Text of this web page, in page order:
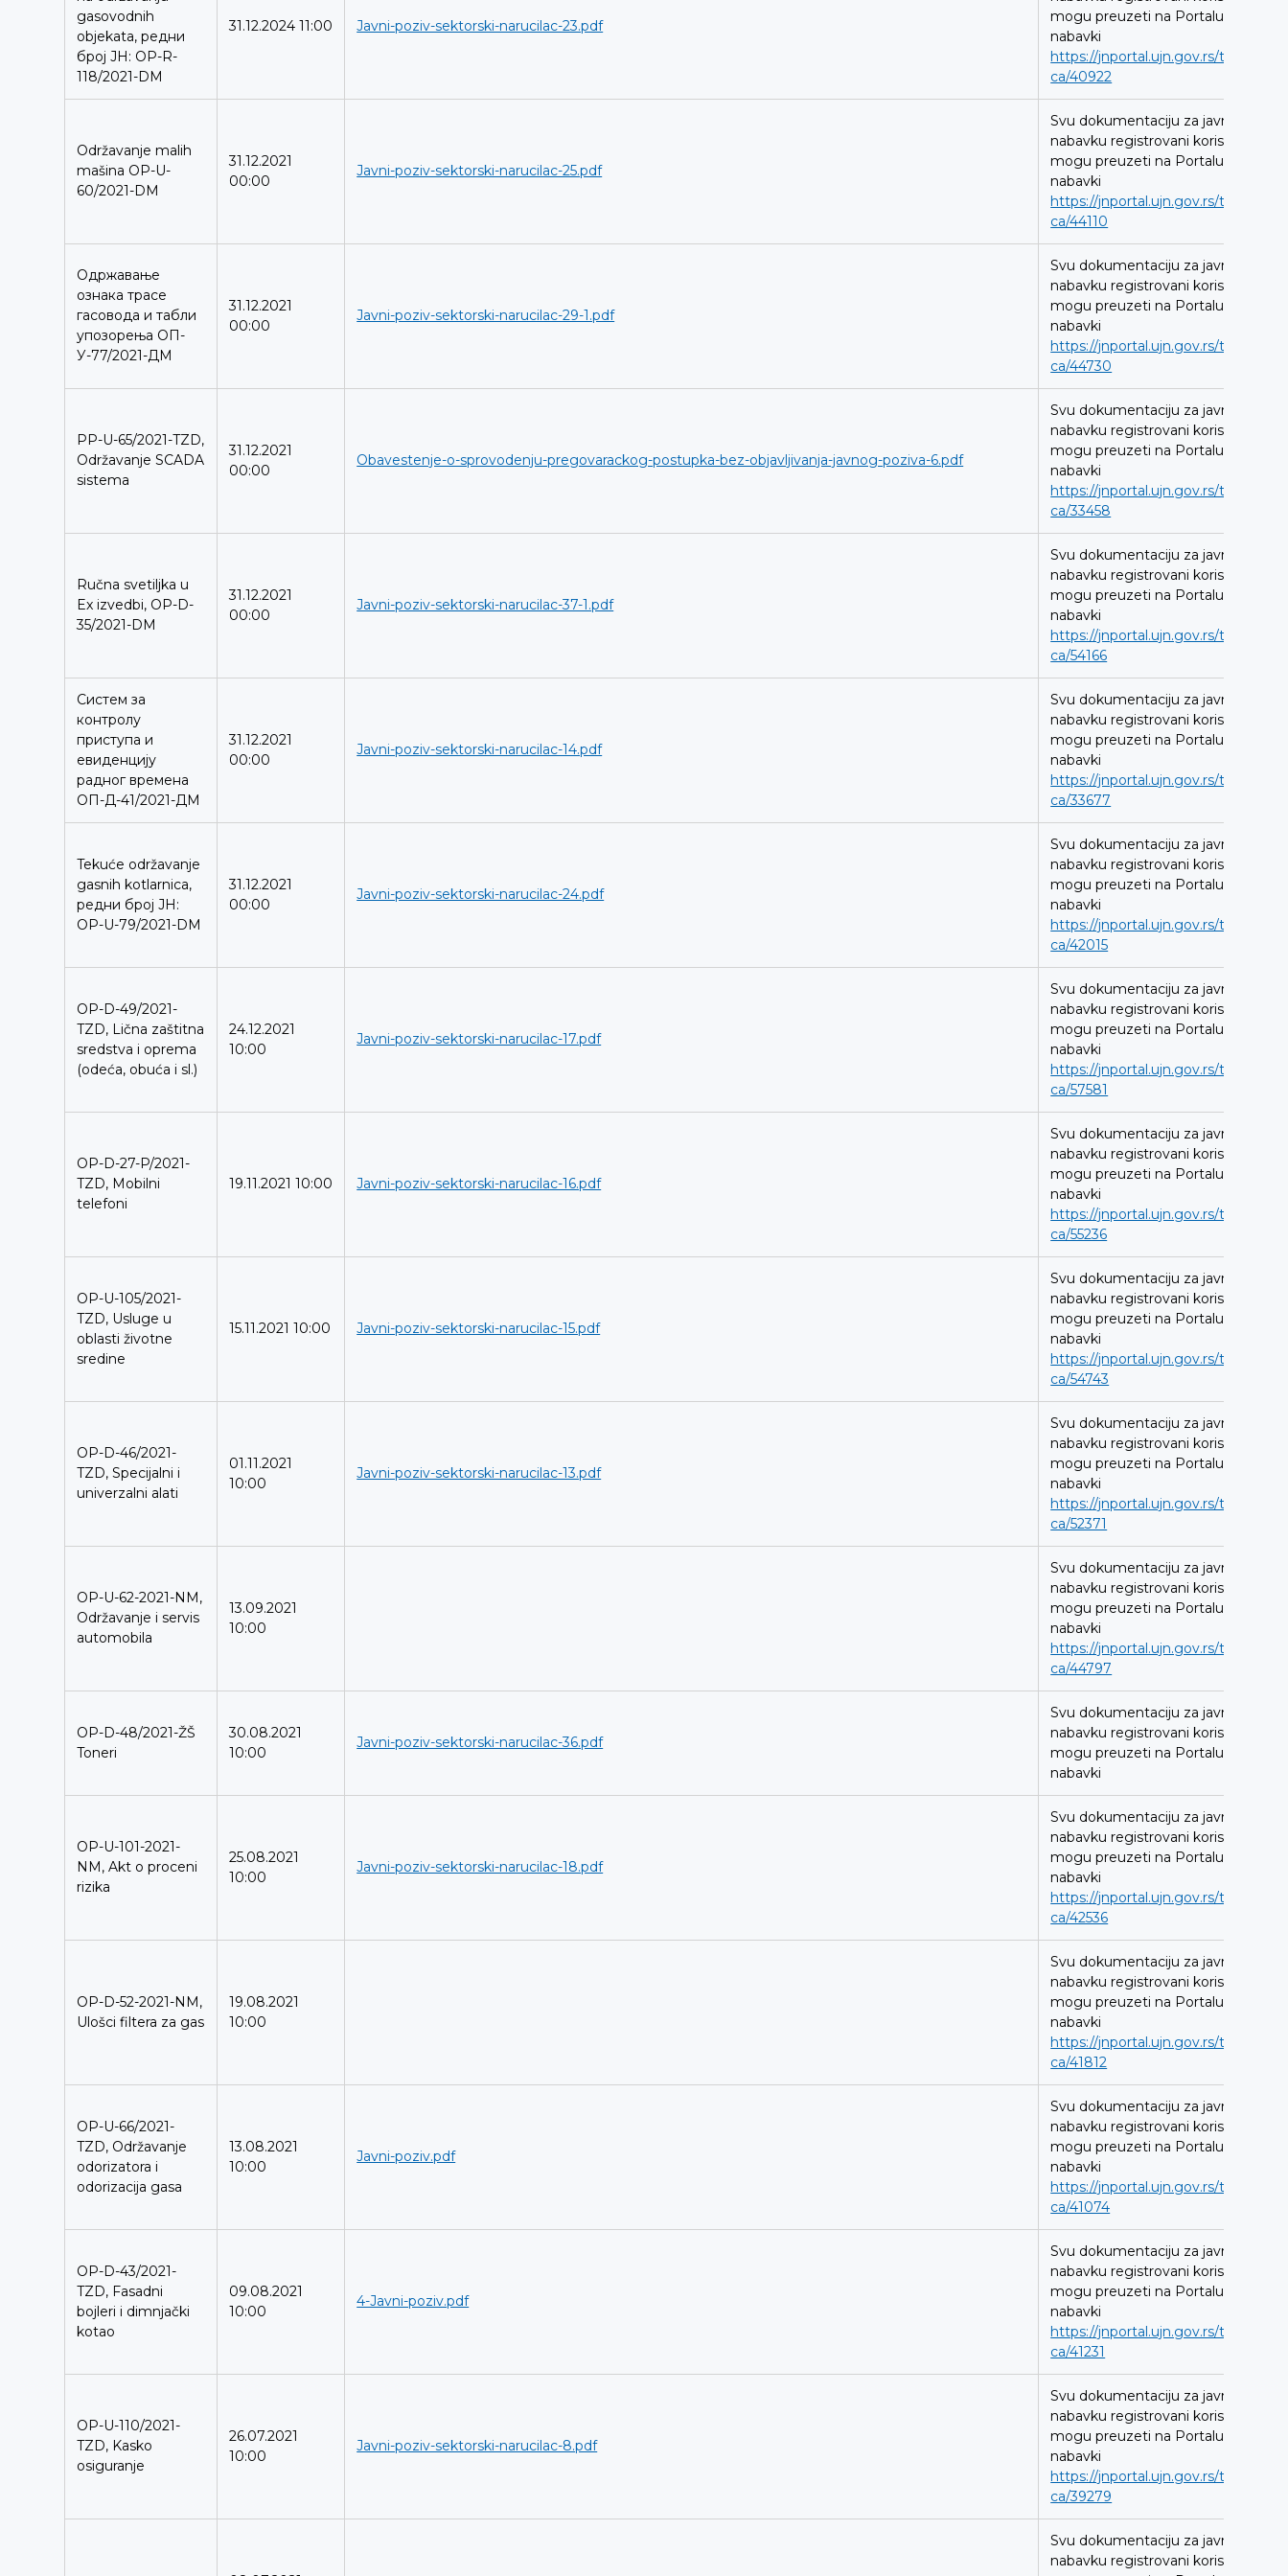
gasovodnih
objekata, редни
број ЈН: OP-R-
118/2021-DM
31.12.2024 11:00 Javni-poziv-sektorski-narucilac-23.pdf
mogu preuzeti na Portalu javnih
nabavki
https://jnportal.ujn.gov.rs/tender-
ca/40922
Održavanje malih
mašina OP-U-
60/2021-DM
31.12.2021
00:00
Javni-poziv-sektorski-narucilac-25.pdf
Svu dokumentaciju za javnu
nabavku registrovani korisnici
mogu preuzeti na Portalu javnih
nabavki
https://jnportal.ujn.gov.rs/tender-
ca/44110
Одржавање
ознака трасе
гасовода и табли
упозорења ОП-
У-77/2021-ДМ
31.12.2021
00:00
Javni-poziv-sektorski-narucilac-29-1.pdf
Svu dokumentaciju za javnu
nabavku registrovani korisnici
mogu preuzeti na Portalu javnih
nabavki
https://jnportal.ujn.gov.rs/tender-
ca/44730
PP-U-65/2021-TZD,
Održavanje SCADA
sistema
31.12.2021
00:00
Obavestenje-o-sprovodenju-pregovarackog-postupka-bez-objavljivanja-javnog-poziva-6.pdf
Svu dokumentaciju za javnu
nabavku registrovani korisnici
mogu preuzeti na Portalu javnih
nabavki
https://jnportal.ujn.gov.rs/tender-
ca/33458
Ručna svetiljka u
Ex izvedbi, OP-D-
35/2021-DM
31.12.2021
00:00
Javni-poziv-sektorski-narucilac-37-1.pdf
Svu dokumentaciju za javnu
nabavku registrovani korisnici
mogu preuzeti na Portalu javnih
nabavki
https://jnportal.ujn.gov.rs/tender-
ca/54166
Систем за
контролу
приступа и
евиденцију
радног времена
ОП-Д-41/2021-ДМ
31.12.2021
00:00
Javni-poziv-sektorski-narucilac-14.pdf
Svu dokumentaciju za javnu
nabavku registrovani korisnici
mogu preuzeti na Portalu javnih
nabavki
https://jnportal.ujn.gov.rs/tender-
ca/33677
Tekuće održavanje
gasnih kotlarnica,
редни број ЈН:
OP-U-79/2021-DM
31.12.2021
00:00
Javni-poziv-sektorski-narucilac-24.pdf
Svu dokumentaciju za javnu
nabavku registrovani korisnici
mogu preuzeti na Portalu javnih
nabavki
https://jnportal.ujn.gov.rs/tender-
ca/42015
OP-D-49/2021-
TZD, Lična zaštitna
sredstva i oprema
(odeća, obuća i sl.)
24.12.2021
10:00
Javni-poziv-sektorski-narucilac-17.pdf
Svu dokumentaciju za javnu
nabavku registrovani korisnici
mogu preuzeti na Portalu javnih
nabavki
https://jnportal.ujn.gov.rs/tender-
ca/57581
OP-D-27-P/2021-
TZD, Mobilni
telefoni
19.11.2021 10:00 Javni-poziv-sektorski-narucilac-16.pdf
Svu dokumentaciju za javnu
nabavku registrovani korisnici
mogu preuzeti na Portalu javnih
nabavki
https://jnportal.ujn.gov.rs/tender-
ca/55236
OP-U-105/2021-
TZD, Usluge u
oblasti životne
sredine
15.11.2021 10:00 Javni-poziv-sektorski-narucilac-15.pdf
Svu dokumentaciju za javnu
nabavku registrovani korisnici
mogu preuzeti na Portalu javnih
nabavki
https://jnportal.ujn.gov.rs/tender-
ca/54743
OP-D-46/2021-
TZD, Specijalni i
univerzalni alati
01.11.2021
10:00
Javni-poziv-sektorski-narucilac-13.pdf
Svu dokumentaciju za javnu
nabavku registrovani korisnici
mogu preuzeti na Portalu javnih
nabavki
https://jnportal.ujn.gov.rs/tender-
ca/52371
OP-U-62-2021-NM,
Održavanje i servis
automobila
13.09.2021
10:00
Svu dokumentaciju za javnu
nabavku registrovani korisnici
mogu preuzeti na Portalu javnih
nabavki
https://jnportal.ujn.gov.rs/tender-
ca/44797
OP-D-48/2021-ŽŠ
Toneri
30.08.2021
10:00
Javni-poziv-sektorski-narucilac-36.pdf
Svu dokumentaciju za javnu
nabavku registrovani korisnici
mogu preuzeti na Portalu javnih
nabavki
OP-U-101-2021-
NM, Akt o proceni
rizika
25.08.2021
10:00
Javni-poziv-sektorski-narucilac-18.pdf
Svu dokumentaciju za javnu
nabavku registrovani korisnici
mogu preuzeti na Portalu javnih
nabavki
https://jnportal.ujn.gov.rs/tender-
ca/42536
OP-D-52-2021-NM,
Ulošci filtera za gas
19.08.2021
10:00
Svu dokumentaciju za javnu
nabavku registrovani korisnici
mogu preuzeti na Portalu javnih
nabavki
https://jnportal.ujn.gov.rs/tender-
ca/41812
OP-U-66/2021-
TZD, Održavanje
odorizatora i
odorizacija gasa
13.08.2021
10:00
Javni-poziv.pdf
Svu dokumentaciju za javnu
nabavku registrovani korisnici
mogu preuzeti na Portalu javnih
nabavki
https://jnportal.ujn.gov.rs/tender-
ca/41074
OP-D-43/2021-
TZD, Fasadni
bojleri i dimnjački
kotao
09.08.2021
10:00
4-Javni-poziv.pdf
Svu dokumentaciju za javnu
nabavku registrovani korisnici
mogu preuzeti na Portalu javnih
nabavki
https://jnportal.ujn.gov.rs/tender-
ca/41231
OP-U-110/2021-
TZD, Kasko
osiguranje
26.07.2021
10:00
Javni-poziv-sektorski-narucilac-8.pdf
Svu dokumentaciju za javnu
nabavku registrovani korisnici
mogu preuzeti na Portalu javnih
nabavki
https://jnportal.ujn.gov.rs/tender-
ca/39279
Svu dokumentaciju za javnu
nabavku registrovani korisnici